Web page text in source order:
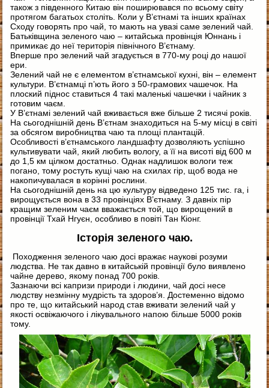
також з південного Китаю він поширювався по всьому світу
протягом багатьох століть. Коли у В’єтнамі та інших країнах
Сходу говорять про чай, то мають на увазі саме зелений чай.
Батьківщина зеленого чаю – китайська провінція Юннань і
примикає до неї територія північного В’єтнаму.
Вперше про зелений чай згадується в 770-му році до нашої
ери.
Зелений чай не є елементом в’єтнамської кухні, він – елемент
культури. В’єтнамці п’ють його з 50-грамових чашечок. На
плоский піднос ставиться 4 такі маленькі чашечки і чайник з
готовим чаєм.
У В’єтнамі зелений чай вживається вже більше 2 тисячі років.
На сьогоднішній день В’єтнам знаходиться на 5-му місці в світі
за обсягом виробництва чаю та площі плантацій.
Особливості в’єтнамського ландшафту дозволяють успішно
культивувати чай, який любить вологу, а її на висоті від 600 м
до 1,5 км цілком достатньо. Однак надлишок вологи теж
погано, тому ростуть кущі чаю на схилах гір, щоб вода не
накопичувалася в корінні рослини.
На сьогоднішній день на цю культуру відведено 125 тис. га, і
вирощується вона в 33 провінціях В’єтнаму. З давніх пір
кращим зеленим чаєм вважається той, що вирощений в
провінції Тхай Нгуєн, особливо в повіті Тан Кіонг.
Історія зеленого чаю.
Походження зеленого чаю досі вражає наукові розуми
людства. Не так давно в китайській провінції було виявлено
чайне дерево, якому понад 700 років.
Зазнаючи всі капризи природи і людини, чай досі несе
людству незмінну мудрість та здоров’я. Достеменно відомо
про те, що китайський народ став вживати зелений чай у
якості освіжаючого і лікувального напою більше 5000 років
тому.